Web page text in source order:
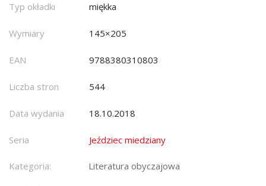
Typ okładki miękka
Wymiary 145×205
EAN 9788380310803
Liczba stron 544
Data wydania 18.10.2018
Seria Jeździec miedziany
Kategoria: Literatura obyczajowa